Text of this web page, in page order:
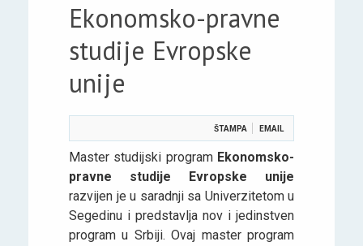
Ekonomsko-pravne
studije Evropske
unije
ŠTAMPA EMAIL
Master studijski program Ekonomsko-
pravne studije Evropske unije
razvijen je u saradnji sa Univerzitetom u
Segedinu i predstavlja nov i jedinstven
program u Srbiji. Ovaj master program